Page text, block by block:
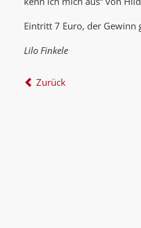
Eintritt 7 Euro, der Gewinn
Lilo Finkele
Zurück